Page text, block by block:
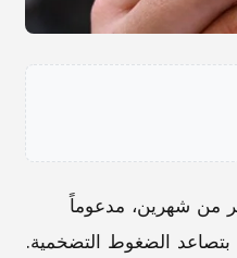
من شهرين، مدعوماً
بتصاعد الضغوط التضخمية.